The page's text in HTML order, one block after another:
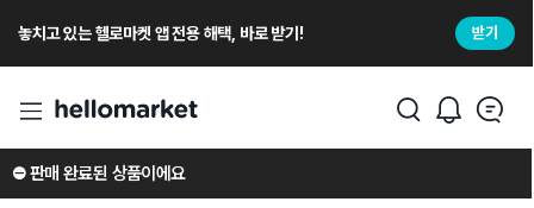
놓치고 있는 헬로마켓 앱 전용 해택, 바로 받기! 받기
⛔️ 판매 완료된 상품이에요